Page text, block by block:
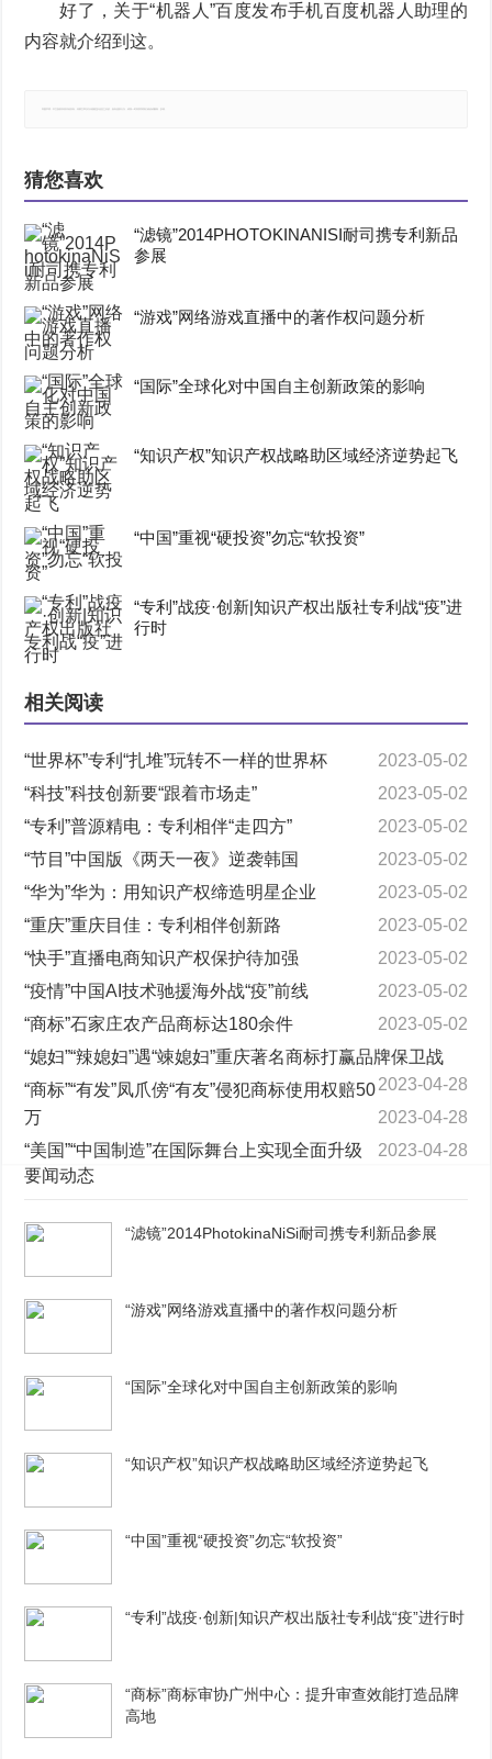
好了，关于“机器人”百度发布手机百度机器人助理的
内容就介绍到这。
猜您喜欢
“滤镜”2014PHOTOKINANISI耐司携专利新品
参展
“游戏”网络游戏直播中的著作权问题分析
“国际”全球化对中国自主创新政策的影响
“知识产权”知识产权战略助区域经济逆势起飞
“中国”重视“硬投资”勿忘“软投资”
“专利”战疫·创新|知识产权出版社专利战“疫”进
行时
相关阅读
“世界杯”专利“扎堆”玩转不一样的世界杯
2023-05-02
“科技”科技创新要“跟着市场走”
2023-05-02
“专利”普源精电：专利相伴“走四方”
2023-05-02
“节目”中国版《两天一夜》逆袭韩国
2023-05-02
“华为”华为：用知识产权缔造明星企业
2023-05-02
“重庆”重庆目佳：专利相伴创新路
2023-05-02
“快手”直播电商知识产权保护待加强
2023-05-02
“疫情”中国AI技术驰援海外战“疫”前线
2023-05-02
“商标”石家庄农产品商标达180余件
2023-05-02
“媳妇”“辣媳妇”遇“竦媳妇”重庆著名商标打赢品牌保卫战
2023-04-28
“商标”“有发”凤爪傍“有友”侵犯商标使用权赔50
万
2023-04-28
“美国”“中国制造”在国际舞台上实现全面升级
2023-04-28
要闻动态
“滤镜”2014PhotokinaNiSi耐司携专利新品参展
“游戏”网络游戏直播中的著作权问题分析
“国际”全球化对中国自主创新政策的影响
“知识产权”知识产权战略助区域经济逆势起飞
“中国”重视“硬投资”勿忘“软投资”
“专利”战疫·创新|知识产权出版社专利战“疫”进行时
“商标”商标审协广州中心：提升审查效能打造品牌
高地